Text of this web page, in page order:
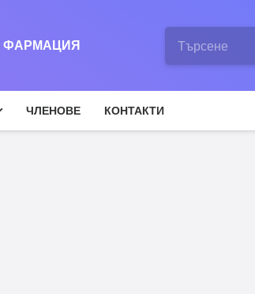
ФАРМАЦИЯ
ЧЛЕНОВЕ КОНТАКТИ